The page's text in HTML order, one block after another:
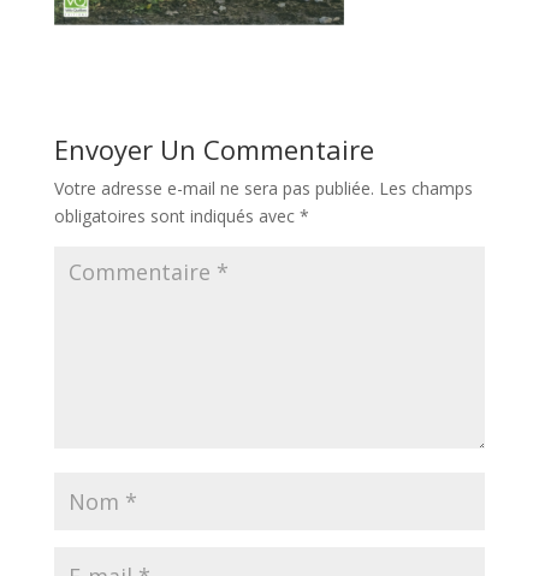
Envoyer Un Commentaire
Votre adresse e-mail ne sera pas publiée. Les champs
obligatoires sont indiqués avec *